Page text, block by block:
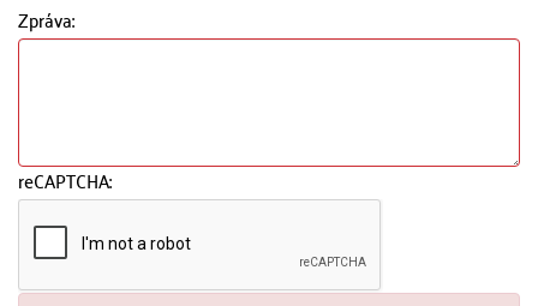
Zpráva:
reCAPTCHA: